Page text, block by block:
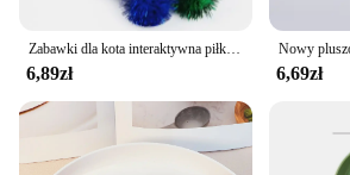
Zabawki dla kota interaktywna piłka zabawka szkoleniowa dla kociak interaktywny pierścień dźwiękowy papierowa gra w piłkę kot akcesoria
6,89zł 6,69zł